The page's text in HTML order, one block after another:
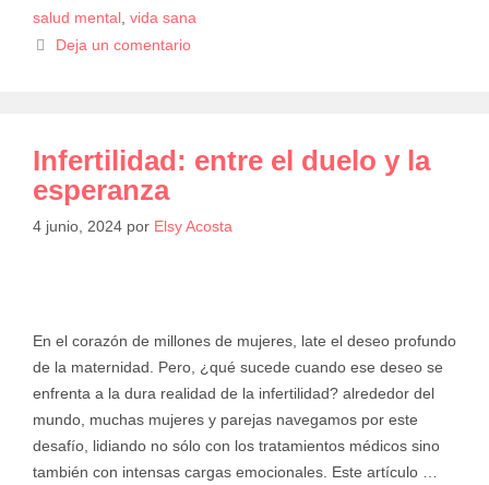
salud mental vida sana
Deja un comentario
Infertilidad: entre el duelo y la
esperanza
4 junio, 2024 por Elsy Acosta
En el corazón de millones de mujeres, late el deseo profundo
de la maternidad. Pero, ¿qué sucede cuando ese deseo se
enfrenta a la dura realidad de la infertilidad? alrededor del
mundo, muchas mujeres y parejas navegamos por este
desafío, lidiando no sólo con los tratamientos médicos sino
también con intensas cargas emocionales. Este artículo …